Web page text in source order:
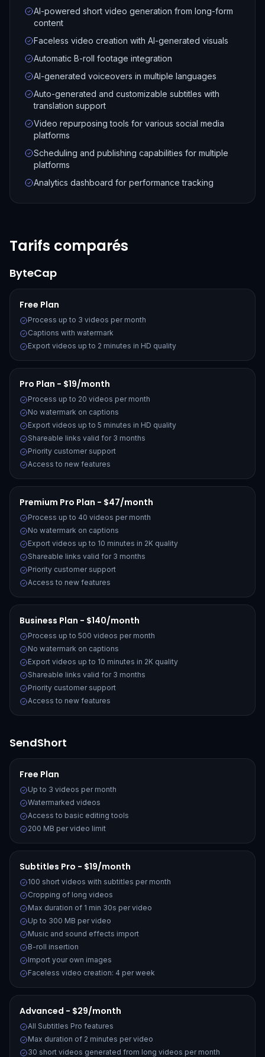
AI-powered short video generation from long-form
content
Faceless video creation with AI-generated visuals
Automatic B-roll footage integration
AI-generated voiceovers in multiple languages
Auto-generated and customizable subtitles with
translation support
Video repurposing tools for various social media
platforms
Scheduling and publishing capabilities for multiple
platforms
Analytics dashboard for performance tracking
Tarifs comparés
ByteCap
Free Plan
Process up to 3 videos per month
Captions with watermark
Export videos up to 2 minutes in HD quality
Pro Plan - $19/month
Process up to 20 videos per month
No watermark on captions
Export videos up to 5 minutes in HD quality
Shareable links valid for 3 months
Priority customer support
Access to new features
Premium Pro Plan - $47/month
Process up to 40 videos per month
No watermark on captions
Export videos up to 10 minutes in 2K quality
Shareable links valid for 3 months
Priority customer support
Access to new features
Business Plan - $140/month
Process up to 500 videos per month
No watermark on captions
Export videos up to 10 minutes in 2K quality
Shareable links valid for 3 months
Priority customer support
Access to new features
SendShort
Free Plan
Up to 3 videos per month
Watermarked videos
Access to basic editing tools
200 MB per video limit
Subtitles Pro - $19/month
100 short videos with subtitles per month
Cropping of long videos
Max duration of 1 min 30s per video
Up to 300 MB per video
Music and sound effects import
B-roll insertion
Import your own images
Faceless video creation: 4 per week
Advanced - $29/month
All Subtitles Pro features
Max duration of 2 minutes per video
30 short videos generated from long videos per month